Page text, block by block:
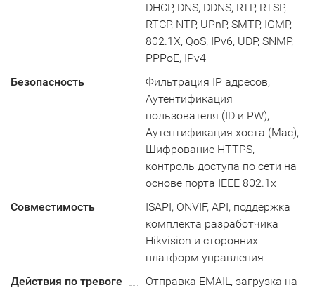
DHCP, DNS, DDNS, RTP, RTSP,
RTCP, NTP, UPnP, SMTP, IGMP,
802.1X, QoS, IPv6, UDP, SNMP,
PPPoE, IPv4
Безопасность
Фильтрация IP адресов,
Аутентификация
пользователя (ID и PW),
Аутентификация хоста (Mac),
Шифрование HTTPS,
контроль доступа по сети на
основе порта IEEE 802.1x
Совместимость
ISAPI, ONVIF, API, поддержка
комплекта разработчика
Hikvision и сторонних
платформ управления
Действия по тревоге
Отправка EMAIL, загрузка на